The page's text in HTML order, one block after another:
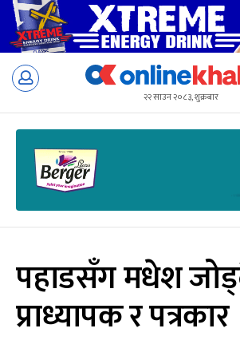
Skip
२२ साउन २०८३, शुक्रबार
पहाडसँग मधेश
प्राध्यापक र पत्रकार